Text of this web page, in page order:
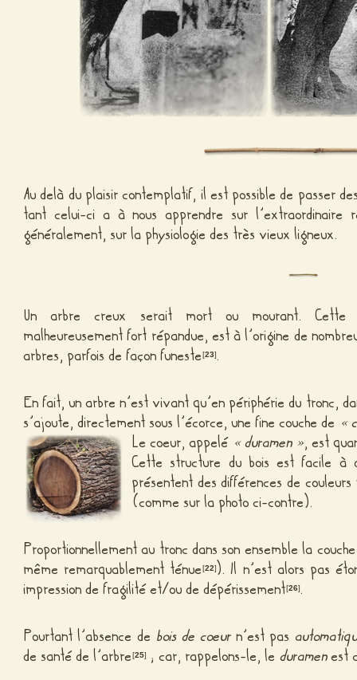
Au delà du plaisir contemplatif, il est possible de passer
tant celui-ci a à nous apprendre sur l’extraordinaire
généralement, sur la physiologie des très vieux ligneux.
Un arbre creux serait mort ou mourant. Cette
malheureusement fort répandue, est à l’origine de
arbres, parfois de façon funeste[23].
En fait, un arbre n’est vivant qu’en périphérie du tronc,
s’ajoute, directement sous l’écorce, une fine couche de «
Le coeur, appelé « duramen », est
Cette structure du bois est facile à
présentent des différences de
(comme sur la photo ci-contre).
Proportionnellement au tronc dans son ensemble la
même remarquablement ténue[22]). Il n’est alors pas
impression de fragilité et/ou de dépérissement[26].
Pourtant l’absence de bois de coeur n’est pas
de santé de l’arbre [25] ; car, rappelons-le, le duramenest